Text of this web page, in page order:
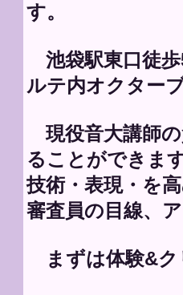
す。
池袋駅東口徒
ルテ内オクター
現役音大講師
ることができま
技術・表現・を
審査員の目線、
まずは体験&ク